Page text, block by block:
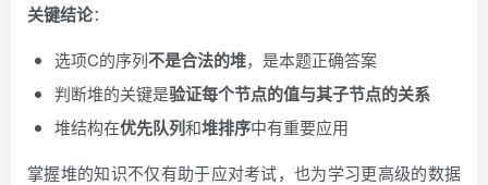
关键结论：
选项C的序列不是合法的堆，是本题正确答案
判断堆的关键是验证每个节点的值与其子节点的关系
堆结构在优先队列和堆排序中有重要应用
掌握堆的知识不仅有助于应对考试，也为学习更高级的数据